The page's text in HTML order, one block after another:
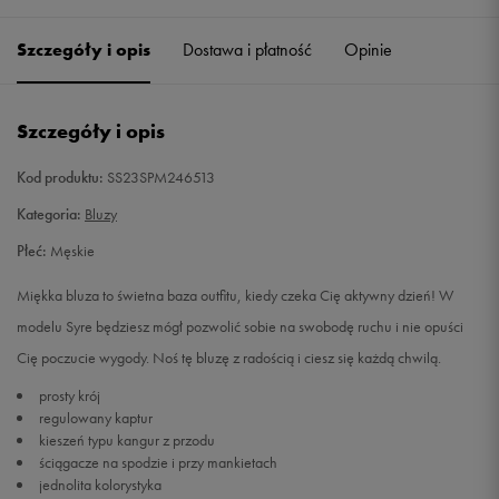
L Powiadom o dostępności
Szczegóły i opis Dostawa i płatność Opinie
Szczegóły i opis
Kod produktu: SS23SPM246513
Kategoria: Bluzy
Płeć: Męskie
Miękka bluza to świetna baza outfitu, kiedy czeka Cię aktywny dzień! W
modelu Syre będziesz mógł pozwolić sobie na swobodę ruchu i nie opuści
Cię poczucie wygody. Noś tę bluzę z radością i ciesz się każdą chwilą.
prosty krój
regulowany kaptur
kieszeń typu kangur z przodu
ściągacze na spodzie i przy mankietach
jednolita kolorystyka